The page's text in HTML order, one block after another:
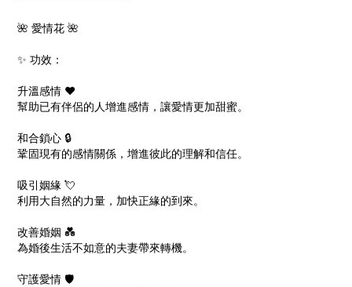
🌺 愛情花 🌺
✨ 功效：
升溫感情 ❤️
幫助已有伴侶的人增進感情，讓愛情更加甜蜜。
和合鎖心 🔒
鞏固現有的感情關係，增進彼此的理解和信任。
吸引姻緣 💘
利用大自然的力量，加快正緣的到來。
改善婚姻 💑
為婚後生活不如意的夫妻帶來轉機。
守護愛情 🛡️